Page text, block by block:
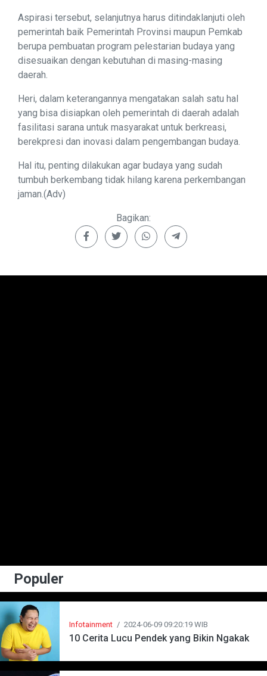
Aspirasi tersebut, selanjutnya harus ditindaklanjuti oleh
pemerintah baik Pemerintah Provinsi maupun Pemkab
berupa pembuatan program pelestarian budaya yang
disesuaikan dengan kebutuhan di masing-masing
daerah.
Heri, dalam keterangannya mengatakan salah satu hal
yang bisa disiapkan oleh pemerintah di daerah adalah
fasilitasi sarana untuk masyarakat untuk berkreasi,
berekpresi dan inovasi dalam pengembangan budaya.
Hal itu, penting dilakukan agar budaya yang sudah
tumbuh berkembang tidak hilang karena perkembangan
jaman.(Adv)
Bagikan:
Populer
Infotainment / 2024-06-09 09:20:19 WIB
10 Cerita Lucu Pendek yang Bikin Ngakak